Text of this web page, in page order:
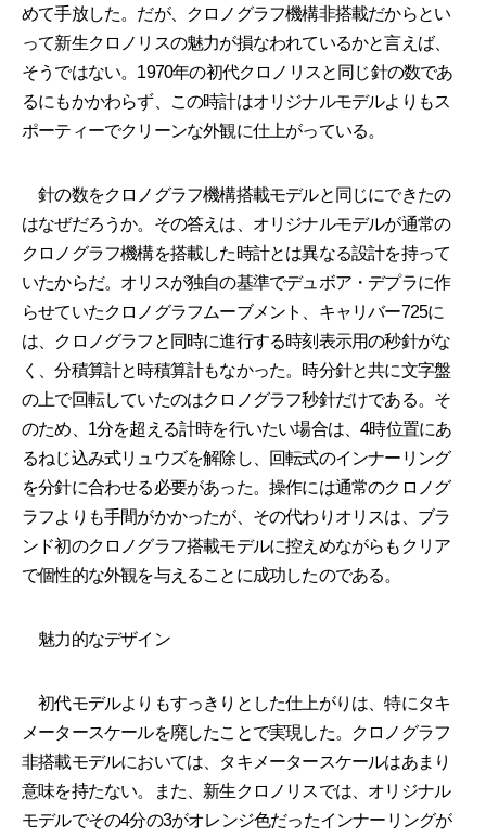
めて手放した。だが、クロノグラフ機構非搭載だからとい
って新生クロノリスの魅力が損なわれているかと言えば、
そうではない。1970年の初代クロノリスと同じ針の数であ
るにもかかわらず、この時計はオリジナルモデルよりもス
ポーティーでクリーンな外観に仕上がっている。
針の数をクロノグラフ機構搭載モデルと同じにできたの
はなぜだろうか。その答えは、オリジナルモデルが通常の
クロノグラフ機構を搭載した時計とは異なる設計を持って
いたからだ。オリスが独自の基準でデュボア・デプラに作
らせていたクロノグラフムーブメント、キャリバー725に
は、クロノグラフと同時に進行する時刻表示用の秒針がな
く、分積算計と時積算計もなかった。時分針と共に文字盤
の上で回転していたのはクロノグラフ秒針だけである。そ
のため、1分を超える計時を行いたい場合は、4時位置にあ
るねじ込み式リュウズを解除し、回転式のインナーリング
を分針に合わせる必要があった。操作には通常のクロノグ
ラフよりも手間がかかったが、その代わりオリスは、ブラ
ンド初のクロノグラフ搭載モデルに控えめながらもクリア
で個性的な外観を与えることに成功したのである。
魅力的なデザイン
初代モデルよりもすっきりとした仕上がりは、特にタキ
メータースケールを廃したことで実現した。クロノグラフ
非搭載モデルにおいては、タキメータースケールはあまり
意味を持たない。また、新生クロノリスでは、オリジナル
モデルでその4分の3がオレンジ色だったインナーリングが